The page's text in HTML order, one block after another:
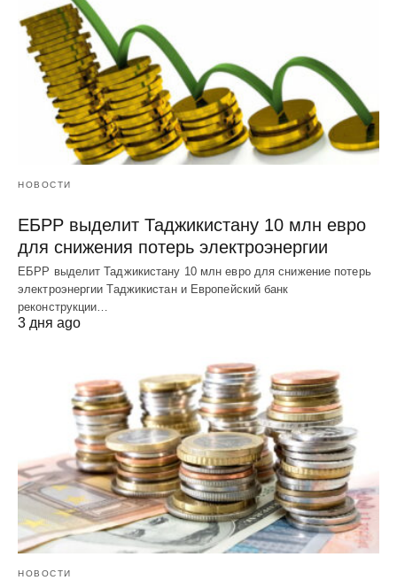
НОВОСТИ
ЕБРР выделит Таджикистану 10 млн евро
для снижения потерь электроэнергии
ЕБРР выделит Таджикистану 10 млн евро для снижение потерь
электроэнергии Таджикистан и Европейский банк
реконструкции…
3 дня ago
НОВОСТИ